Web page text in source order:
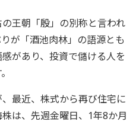
の王朝「殷」の別称と言われ
が「酒池肉林」の語源とも
があり、投資で儲ける人を
最近、株式から再び住宅に
は、先週金曜日、1年8か月